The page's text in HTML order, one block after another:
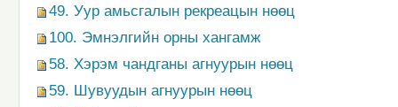
49. Уур амьсгалын рекреацын нөөц
100. Эмнэлгийн орны хангамж
58. Хэрэм чандганы агнуурын нөөц
59. Шувуудын агнуурын нөөц